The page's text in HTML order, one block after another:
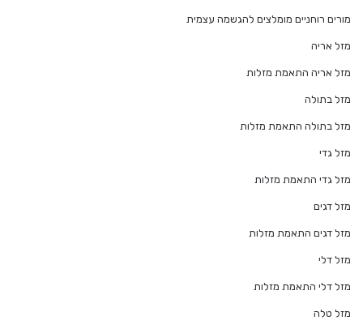
מורים רוחניים מומלצים להגשמה עצמית
מזל אריה
מזל אריה התאמת מזלות
מזל בתולה
מזל בתולה התאמת מזלות
מזל גדי
מזל גדי התאמת מזלות
מזל דגים
מזל דגים התאמת מזלות
מזל דלי
מזל דלי התאמת מזלות
מזל טלה